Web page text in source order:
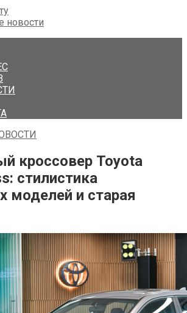
кроссовер Toyota
стилистика
моделей и старая